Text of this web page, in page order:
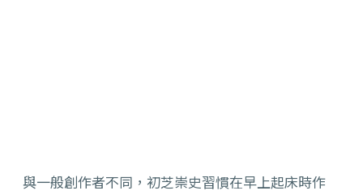
與一般創作者不同，初芝崇史習慣在早上起床時作